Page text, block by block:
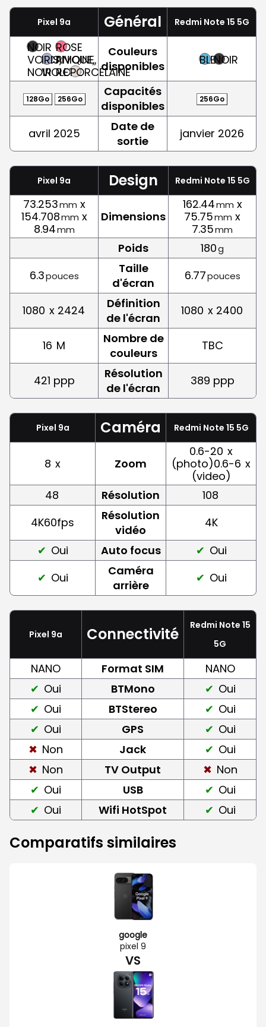
Pixel 9a Général Redmi Note 15 5G
NOIR
VOLCANIQUE,
NOIR
IRIS,
VIOLET
ROSE
PIVOINE,
ROSEPORCELAINE
Couleurs
disponibles
BLEUNOIR
128Go 256Go
Capacités
disponibles
256Go
avril 2025
Date de
sortie
janvier 2026
Pixel 9a Design Redmi Note 15 5G
73.253mm x
154.708mm x
8.94mm
Dimensions
162.44mm x
75.75mm x
7.35mm
Poids 180g
6.3pouces
Taille
d'écran
6.77pouces
1080 x 2424
Définition
de l'écran
1080 x 2400
16 M
Nombre de
couleurs
TBC
421 ppp
Résolution
de l'écran
389 ppp
Pixel 9a Caméra Redmi Note 15 5G
8 x Zoom
0.6-20 x
(photo)0.6-6 x
(video)
48
Résolution
108
4K60fps
Résolution
vidéo
4K
Oui
Auto focus
Oui
Oui
Caméra
arrière
Oui
Pixel 9a Connectivité
Redmi Note 15
5G
NANO Format SIM
NANO
Oui
BTMono
Oui
Oui
BTStereo
Oui
Oui
GPS
Oui
Non
Jack
Oui
Non
TV Output
Non
Oui
USB
Oui
Oui
Wifi HotSpot Oui
Comparatifs similaires
google
pixel 9
VS